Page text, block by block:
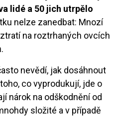
lidé a 50 jich utrpělo
nelze zanedbat: Mnozí
na roztrhaných ovcích
nevědí, jak dosáhnout
co vyprodukují, jde o
nárok na odškodnění od
složité a v případě